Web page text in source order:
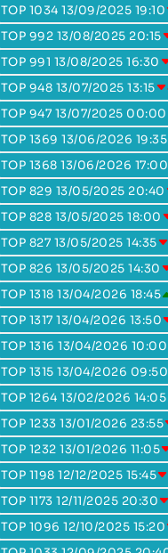
TOP 1034 13/09/2025 19:10
TOP 992 13/08/2025 20:15
TOP 991 13/08/2025 16:30
TOP 948 13/07/2025 13:15
TOP 947 13/07/2025 00:00
TOP 1369 13/06/2026 19:35
TOP 1368 13/06/2026 17:00
TOP 829 13/05/2025 20:40
TOP 828 13/05/2025 18:00
TOP 827 13/05/2025 14:35
TOP 826 13/05/2025 14:30
TOP 1318 13/04/2026 18:45
TOP 1317 13/04/2026 13:50
TOP 1316 13/04/2026 10:00
TOP 1315 13/04/2026 09:50
TOP 1264 13/02/2026 14:05
TOP 1233 13/01/2026 23:55
TOP 1232 13/01/2026 11:05
TOP 1198 12/12/2025 15:45
TOP 1173 12/11/2025 20:30
TOP 1096 12/10/2025 15:20